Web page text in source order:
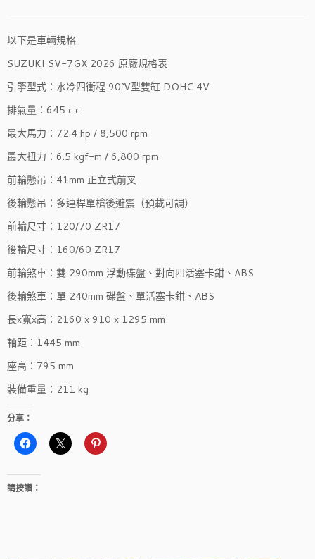
以下是車輛規格
SUZUKI SV-7GX 2026 原廠規格表
引擎型式：水冷四衝程 90°V型雙缸 DOHC 4V
排氣量：645 c.c.
最大馬力：72.4 hp / 8,500 rpm
最大扭力：6.5 kgf-m / 6,800 rpm
前輪懸吊：41mm 正立式前叉
後輪懸吊：多連桿單槍後避震（預載可調）
前輪尺寸：120/70 ZR17
後輪尺寸：160/60 ZR17
前輪煞車：雙 290mm 浮動碟盤、對向四活塞卡鉗、ABS
後輪煞車：單 240mm 碟盤、單活塞卡鉗、ABS
長x寬x高：2160 x 910 x 1295 mm
軸距：1445 mm
座高：795 mm
裝備重量：211 kg
分享：
請按讚：